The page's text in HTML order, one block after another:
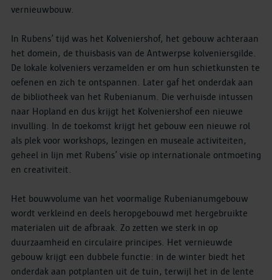
vernieuwbouw.
In Rubens’ tijd was het Kolveniershof, het gebouw achteraan
het domein, de thuisbasis van de Antwerpse kolveniersgilde.
De lokale kolveniers verzamelden er om hun schietkunsten te
oefenen en zich te ontspannen. Later gaf het onderdak aan
de bibliotheek van het Rubenianum. Die verhuisde intussen
naar Hopland en dus krijgt het Kolveniershof een nieuwe
invulling. In de toekomst krijgt het gebouw een nieuwe rol
als plek voor workshops, lezingen en museale activiteiten,
geheel in lijn met Rubens’ visie op internationale ontmoeting
en creativiteit.
Het bouwvolume van het voormalige Rubenianumgebouw
wordt verkleind en deels heropgebouwd met hergebruikte
materialen uit de afbraak. Zo zetten we sterk in op
duurzaamheid en circulaire principes. Het vernieuwde
gebouw krijgt een dubbele functie: in de winter biedt het
onderdak aan potplanten uit de tuin, terwijl het in de lente